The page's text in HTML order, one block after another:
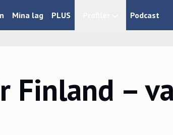
Mina lag PLUS Podcast
–